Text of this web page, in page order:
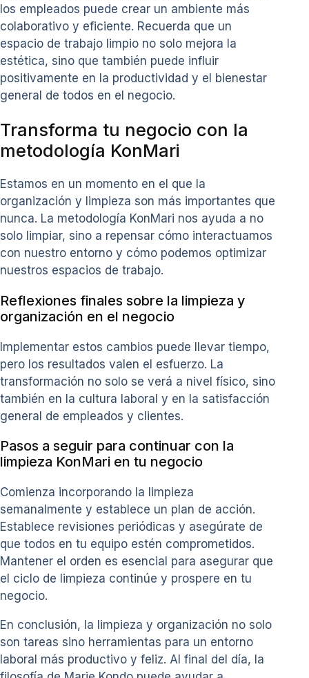
los empleados puede crear un ambiente más
colaborativo y eficiente. Recuerda que un
espacio de trabajo limpio no solo mejora la
estética, sino que también puede influir
positivamente en la productividad y el bienestar
general de todos en el negocio.
Transforma tu negocio con la
metodología KonMari
Estamos en un momento en el que la
organización y limpieza son más importantes que
nunca. La metodología KonMari nos ayuda a no
solo limpiar, sino a repensar cómo interactuamos
con nuestro entorno y cómo podemos optimizar
nuestros espacios de trabajo.
Reflexiones finales sobre la limpieza y
organización en el negocio
Implementar estos cambios puede llevar tiempo,
pero los resultados valen el esfuerzo. La
transformación no solo se verá a nivel físico, sino
también en la cultura laboral y en la satisfacción
general de empleados y clientes.
Pasos a seguir para continuar con la
limpieza KonMari en tu negocio
Comienza incorporando la limpieza
semanalmente y establece un plan de acción.
Establece revisiones periódicas y asegúrate de
que todos en tu equipo estén comprometidos.
Mantener el orden es esencial para asegurar que
el ciclo de limpieza continúe y prospere en tu
negocio.
En conclusión, la limpieza y organización no solo
son tareas sino herramientas para un entorno
laboral más productivo y feliz. Al final del día, la